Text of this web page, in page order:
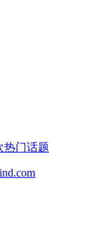
热门话题